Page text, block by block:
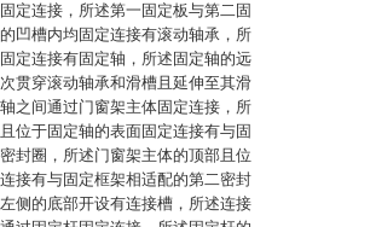
定连接，所述第一固定板与第二固
凹槽内均固定连接有滚动轴承，所
定连接有固定轴，所述固定轴的远
贯穿滚动轴承和滑槽且延伸至其滑
之间通过门窗架主体固定连接，所
位于固定轴的表面固定连接有与固
封圈，所述门窗架主体的顶部且位
接有与固定框架相适配的第二密封
侧的底部开设有连接槽，所述连接